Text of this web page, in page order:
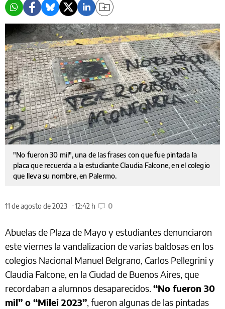
"No fueron 30 mil", una de las frases con que fue pintada la
placa que recuerda a la estudiante Claudia Falcone, en el colegio
que lleva su nombre, en Palermo.
11 de agosto de 2023 12:42 h 0
Abuelas de Plaza de Mayo y estudiantes denunciaron
este viernes la vandalizacion de varias baldosas en los
colegios Nacional Manuel Belgrano, Carlos Pellegrini y
Claudia Falcone, en la Ciudad de Buenos Aires, que
recordaban a alumnos desaparecidos. “No fueron 30
mil” o “Milei 2023”, fueron algunas de las pintadas